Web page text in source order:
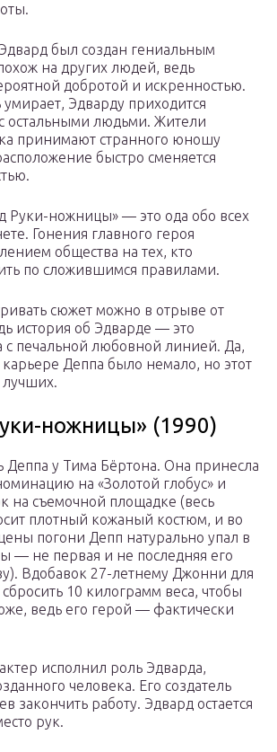
был создан гениальным
на других людей, ведь
добротой и искренностью.
умирает, Эдварду приходится
остальными людьми. Жители
принимают странного юношу
быстро сменяется
Руки-ножницы» — это ода обо всех
Гонения главного героя
общества на тех, кто
по сложившимся правилами.
сюжет можно в отрыве от
история об Эдварде — это
с печальной любовной линией. Да,
Деппа было немало, но этот
лучших.
ножницы» (1990)
Деппа у Тима Бёртона. Она принесла
на «Золотой глобус» и
на съемочной площадке (весь
плотный кожаный костюм, и во
погони Депп натурально упал в
— не первая и не последняя его
Вдобавок 27-летнему Джонни для
10 килограмм веса, чтобы
ведь его герой — фактически
исполнил роль Эдварда,
человека. Его создатель
закончить работу. Эдвард остается
рук.